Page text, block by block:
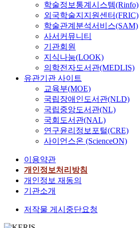
학술정보통계시스템(Rinfo)
외국학술지지원센터(FRIC)
학술관계분석서비스(SAM)
사서커뮤니티
기관회원
지식나눔(LOOK)
의학전자도서관(MEDLIS)
유관기관 사이트
교육부(MOE)
국립장애인도서관(NLD)
국립중앙도서관(NL)
국회도서관(NAL)
연구윤리정보포털(CRE)
사이언스온 (ScienceON)
이용약관
개인정보처리방침
개인정보 재동의
기관소개
저작물 게시중단요청